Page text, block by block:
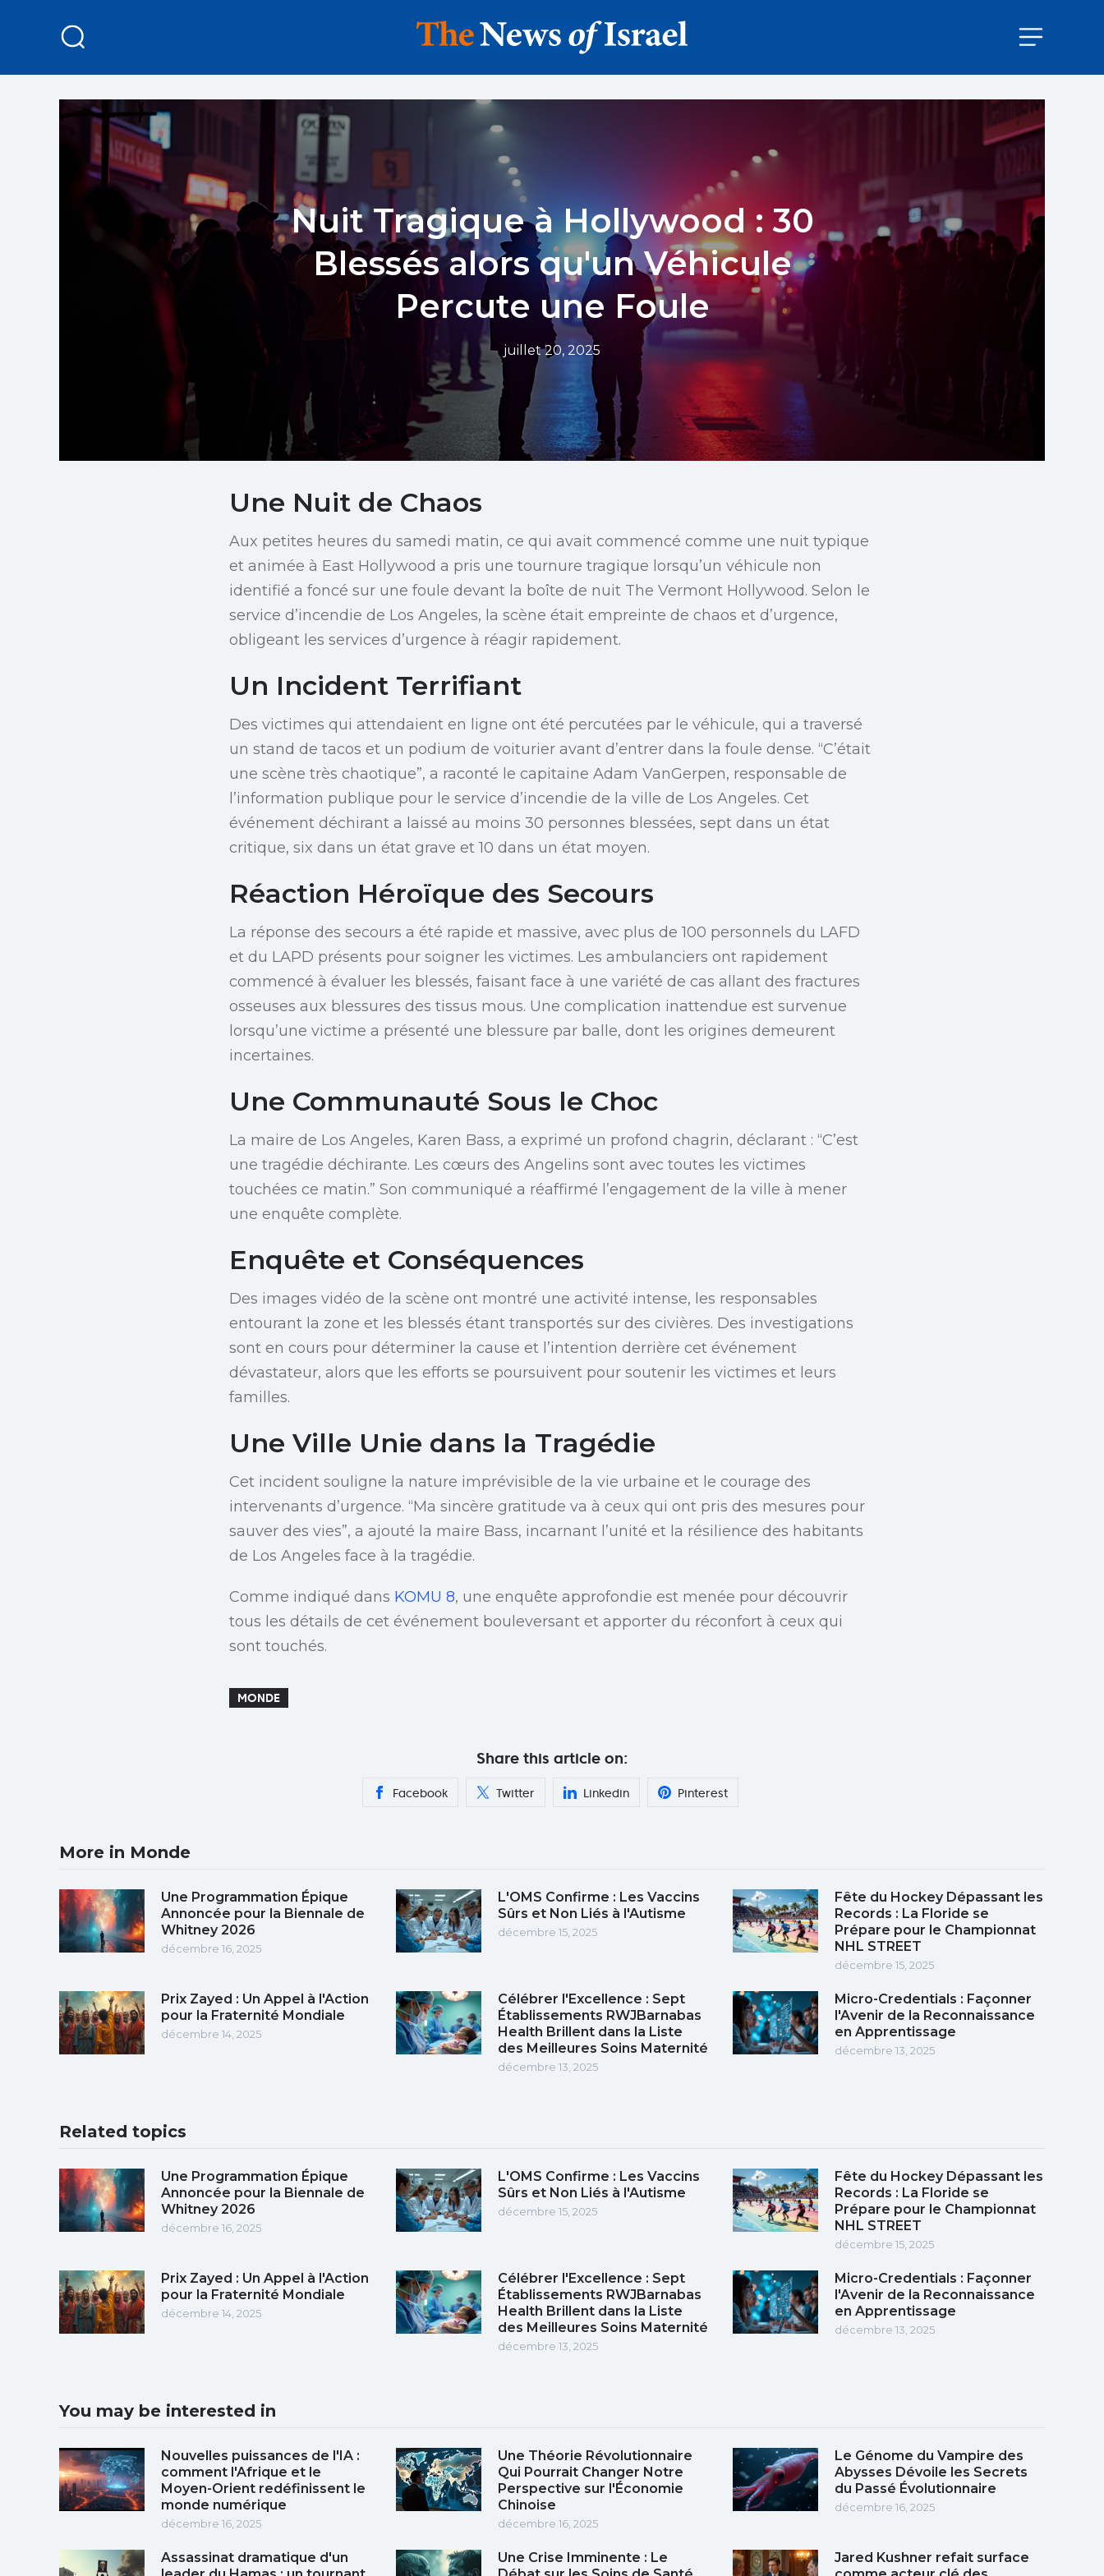
Nuit Tragique à Hollywood : 30
Blessés alors qu'un Véhicule
Percute une Foule
juillet 20, 2025
Une Nuit de Chaos
Aux petites heures du samedi matin, ce qui avait commencé comme une nuit typique
et animée à East Hollywood a pris une tournure tragique lorsqu’un véhicule non
identifié a foncé sur une foule devant la boîte de nuit The Vermont Hollywood. Selon le
service d’incendie de Los Angeles, la scène était empreinte de chaos et d’urgence,
obligeant les services d’urgence à réagir rapidement.
Un Incident Terrifiant
Des victimes qui attendaient en ligne ont été percutées par le véhicule, qui a traversé
un stand de tacos et un podium de voiturier avant d’entrer dans la foule dense. “C’était
une scène très chaotique”, a raconté le capitaine Adam VanGerpen, responsable de
l’information publique pour le service d’incendie de la ville de Los Angeles. Cet
événement déchirant a laissé au moins 30 personnes blessées, sept dans un état
critique, six dans un état grave et 10 dans un état moyen.
Réaction Héroïque des Secours
La réponse des secours a été rapide et massive, avec plus de 100 personnels du LAFD
et du LAPD présents pour soigner les victimes. Les ambulanciers ont rapidement
commencé à évaluer les blessés, faisant face à une variété de cas allant des fractures
osseuses aux blessures des tissus mous. Une complication inattendue est survenue
lorsqu’une victime a présenté une blessure par balle, dont les origines demeurent
incertaines.
Une Communauté Sous le Choc
La maire de Los Angeles, Karen Bass, a exprimé un profond chagrin, déclarant : “C’est
une tragédie déchirante. Les cœurs des Angelins sont avec toutes les victimes
touchées ce matin.” Son communiqué a réaffirmé l’engagement de la ville à mener
une enquête complète.
Enquête et Conséquences
Des images vidéo de la scène ont montré une activité intense, les responsables
entourant la zone et les blessés étant transportés sur des civières. Des investigations
sont en cours pour déterminer la cause et l’intention derrière cet événement
dévastateur, alors que les efforts se poursuivent pour soutenir les victimes et leurs
familles.
Une Ville Unie dans la Tragédie
Cet incident souligne la nature imprévisible de la vie urbaine et le courage des
intervenants d’urgence. “Ma sincère gratitude va à ceux qui ont pris des mesures pour
sauver des vies”, a ajouté la maire Bass, incarnant l’unité et la résilience des habitants
de Los Angeles face à la tragédie.
Comme indiqué dans KOMU 8, une enquête approfondie est menée pour découvrir
tous les détails de cet événement bouleversant et apporter du réconfort à ceux qui
sont touchés.
MONDE
Share this article on:
Facebook Twitter Linkedin Pinterest
More in Monde
Une Programmation Épique
Annoncée pour la Biennale de
Whitney 2026
décembre 16, 2025
L'OMS Confirme : Les Vaccins
Sûrs et Non Liés à l'Autisme
décembre 15, 2025
Fête du Hockey Dépassant les
Records : La Floride se
Prépare pour le Championnat
NHL STREET
décembre 15, 2025
Prix Zayed : Un Appel à l'Action
pour la Fraternité Mondiale
décembre 14, 2025
Célébrer l'Excellence : Sept
Établissements RWJBarnabas
Health Brillent dans la Liste
des Meilleures Soins Maternité
décembre 13, 2025
Micro-Credentials : Façonner
l'Avenir de la Reconnaissance
en Apprentissage
décembre 13, 2025
Related topics
Une Programmation Épique
Annoncée pour la Biennale de
Whitney 2026
décembre 16, 2025
L'OMS Confirme : Les Vaccins
Sûrs et Non Liés à l'Autisme
décembre 15, 2025
Fête du Hockey Dépassant les
Records : La Floride se
Prépare pour le Championnat
NHL STREET
décembre 15, 2025
Prix Zayed : Un Appel à l'Action
pour la Fraternité Mondiale
décembre 14, 2025
Célébrer l'Excellence : Sept
Établissements RWJBarnabas
Health Brillent dans la Liste
des Meilleures Soins Maternité
décembre 13, 2025
Micro-Credentials : Façonner
l'Avenir de la Reconnaissance
en Apprentissage
décembre 13, 2025
You may be interested in
Nouvelles puissances de l'IA :
comment l'Afrique et le
Moyen-Orient redéfinissent le
monde numérique
décembre 16, 2025
Une Théorie Révolutionnaire
Qui Pourrait Changer Notre
Perspective sur l'Économie
Chinoise
décembre 16, 2025
Le Génome du Vampire des
Abysses Dévoile les Secrets
du Passé Évolutionnaire
décembre 16, 2025
Assassinat dramatique d'un
Une Crise Imminente : Le
Jared Kushner refait surface